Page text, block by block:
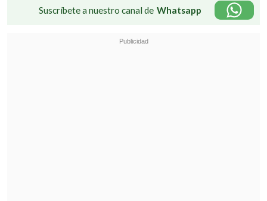
Suscríbete a nuestro canal de Whatsapp